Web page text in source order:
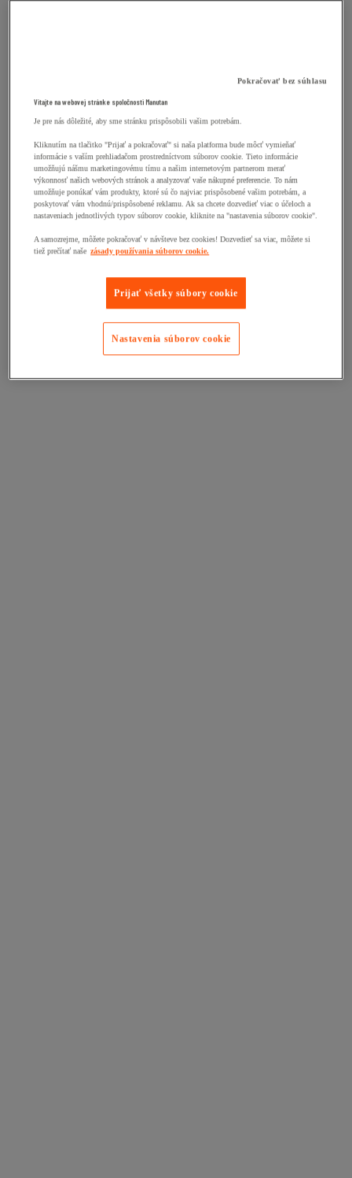
Pokračovať bez súhlasu
Vitajte na webovej stránke spoločnosti Manutan
Je pre nás dôležité, aby sme stránku prispôsobili vašim potrebám.
Kliknutím na tlačitko "Prijať a pokračovať" si naša platforma bude môcť vymieňať
informácie s vaším prehliadačom prostredníctvom súborov cookie. Tieto informácie
umožňujú nášmu marketingovému tímu a našim internetovým partnerom merať
výkonnosť našich webových stránok a analyzovať vaše nákupné preferencie. To nám
umožňuje ponúkať vám produkty, ktoré sú čo najviac prispôsobené vašim potrebám, a
poskytovať vám vhodnú/prispôsobené reklamu. Ak sa chcete dozvedieť viac o účeloch a
nastaveniach jednotlivých typov súborov cookie, kliknite na "nastavenia súborov cookie".
A samozrejme, môžete pokračovať v návšteve bez cookies! Dozvedieť sa viac, môžete si
tiež prečítať naše zásady používania súborov cookie.
Prijať všetky súbory cookie
Nastavenia súborov cookie